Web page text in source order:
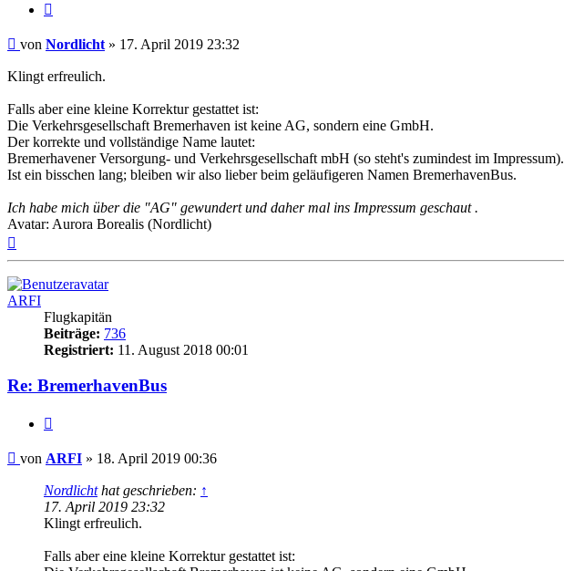
Ungelesener
von Nordlicht » 17. April 2019 23:32
Klingt erfreulich.
Falls aber eine kleine Korrektur gestattet ist:
Die Verkehrsgesellschaft Bremerhaven ist keine AG, sondern eine GmbH.
Der korrekte und vollständige Name lautet:
Bremerhavener Versorgung- und Verkehrsgesellschaft mbH (so steht's zumindest im Impressum).
Ist ein bisschen lang; bleiben wir also lieber beim geläufigeren Namen BremerhavenBus.
Ich habe mich über die "AG" gewundert und daher mal ins Impressum geschaut .
Avatar: Aurora Borealis (Nordlicht)
ARFI
Flugkapitän
Beiträge: 736
Registriert: 11. August 2018 00:01
Re: BremerhavenBus
Ungelesener
von ARFI » 18. April 2019 00:36
Nordlichthat geschrieben: ↑
17. April 2019 23:32
Klingt erfreulich.
Falls aber eine kleine Korrektur gestattet ist: